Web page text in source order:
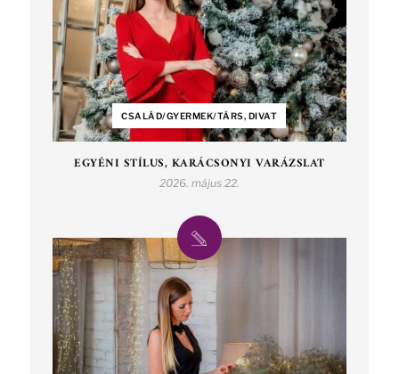
CSALÁD/GYERMEK/TÁRS, DIVAT
EGYÉNI STÍLUS, KARÁCSONYI VARÁZSLAT
2026. május 22.